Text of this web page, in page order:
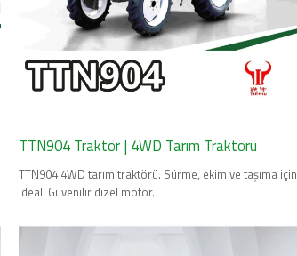
TTN904 Traktör | 4WD Tarım Traktörü
TTN904 4WD tarım traktörü. Sürme, ekim ve taşıma için
ideal. Güvenilir dizel motor.